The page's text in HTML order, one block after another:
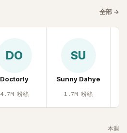
全部 →
DO
Doctorly
4.7M 粉絲
SU
Sunny Dahye
1.7M 粉絲
本週